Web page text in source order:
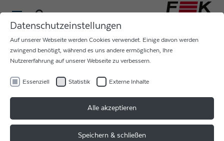
STAYING AHEAD IN
BONDING TECHNOLOGY -
LET`S CONNECT!
Datenschutzeinstellungen
Auf unserer Webseite werden Cookies verwendet. Einige davon werden
zwingend benötigt, während es uns andere ermöglichen, Ihre
Nutzererfahrung auf unserer Webseite zu verbessern.
Essenziell Statistik Externe Inhalte
Alle akzeptieren
Speichern & schließen